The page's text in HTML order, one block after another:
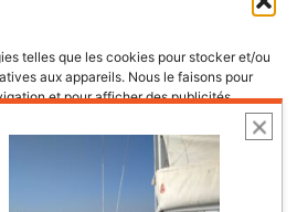
telles que les cookies pour stocker et/ou
aux appareils. Nous le faisons pour
et pour afficher des publicités
à ces technologies nous autorisera à
le comportement de navigation ou les ID
pas consentir ou de retirer son
négatif sur certaines fonctonnalités et